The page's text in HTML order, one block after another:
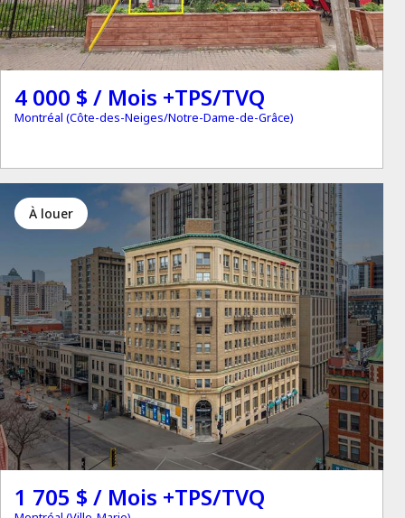
4 000 $ / Mois +TPS/TVQ
Montréal (Côte-des-Neiges/Notre-Dame-de-Grâce)
à louer
1 705 $ / Mois +TPS/TVQ